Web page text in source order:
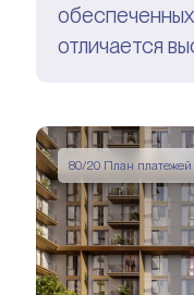
отличается
80/20 План платежей